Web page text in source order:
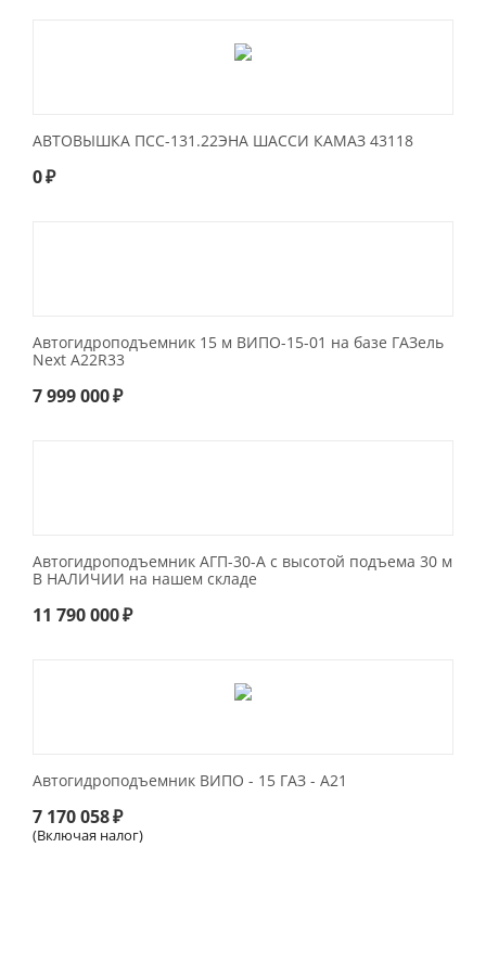
АВТОВЫШКА ПСС-131.22ЭНА ШАССИ КАМАЗ 43118
0₽
Автогидроподъемник 15 м ВИПО-15-01 на базе ГАЗель
Next A22R33
7 999 000₽
Автогидроподъемник АГП-30-А с высотой подъема 30 м
В НАЛИЧИИ на нашем складе
11 790 000₽
Автогидроподъемник ВИПО - 15 ГАЗ - А21
7 170 058₽
(Включая налог)